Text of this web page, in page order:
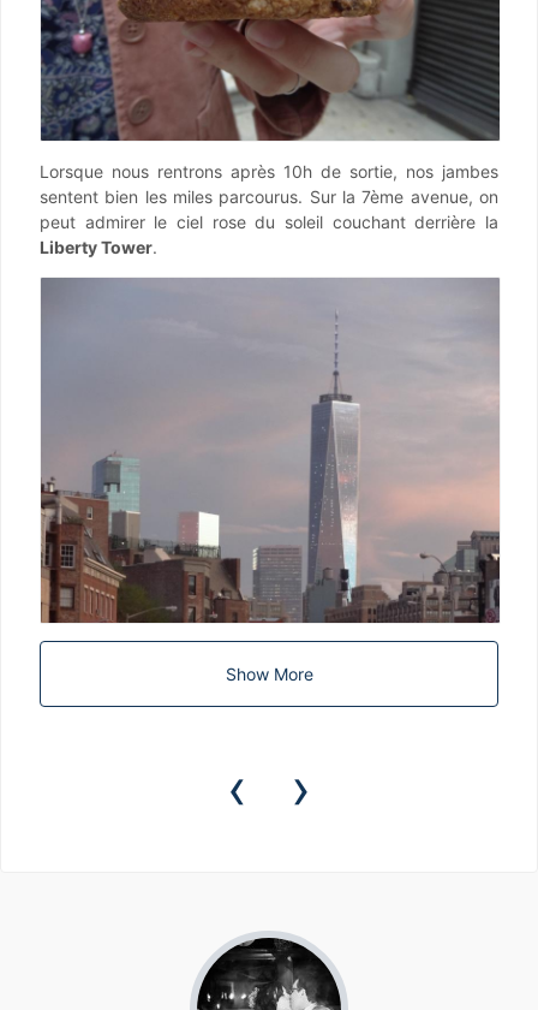
Lorsque nous rentrons après 10h de sortie, nos jambes
sentent bien les miles parcourus. Sur la 7ème avenue, on
peut admirer le ciel rose du soleil couchant derrière la
Liberty Tower.
Show More
‹ ›